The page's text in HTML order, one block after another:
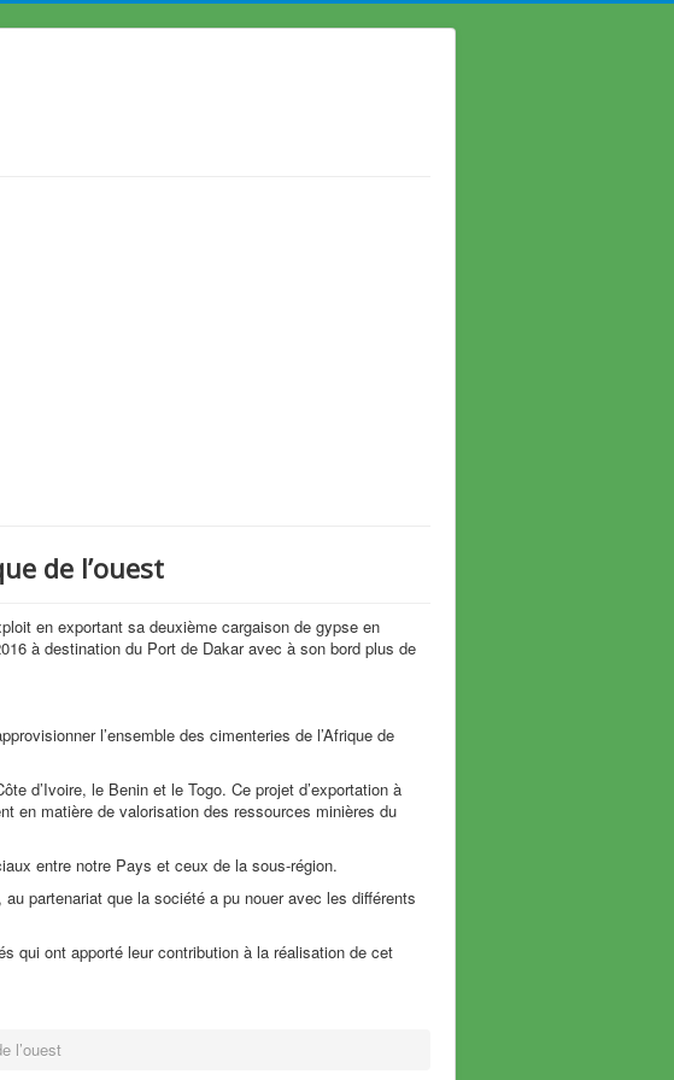
de l’ouest
en exportant sa deuxième cargaison de gypse en
à destination du Port de Dakar avec à son bord plus de
l’ensemble des cimenteries de l’Afrique de
d’Ivoire, le Benin et le Togo. Ce projet d’exportation à
en matière de valorisation des ressources minières du
entre notre Pays et ceux de la sous-région.
partenariat que la société a pu nouer avec les différents
qui ont apporté leur contribution à la réalisation de cet
l’ouest